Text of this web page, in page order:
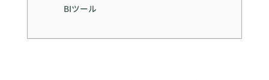
BIツール